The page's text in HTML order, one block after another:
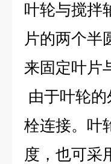
叶轮与搅拌
片的两个半
来固定叶片
由于叶轮
栓连接。叶
度，也可采